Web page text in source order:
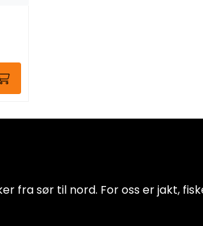
fra sør til nord. For oss er jakt,